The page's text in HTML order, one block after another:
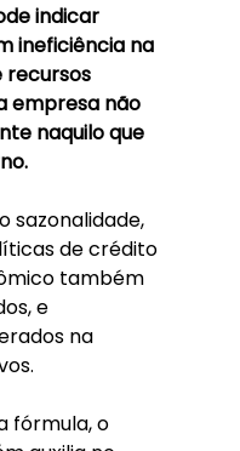
indicar
ineficiência na
recursos
empresa não
naquilo que
sazonalidade,
de crédito
também
e
na
fórmula, o